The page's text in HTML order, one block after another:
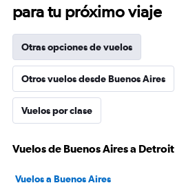
para tu próximo viaje
Otras opciones de vuelos
Otros vuelos desde Buenos Aires
Vuelos por clase
Vuelos de Buenos Aires a Detroit
Vuelos a Buenos Aires